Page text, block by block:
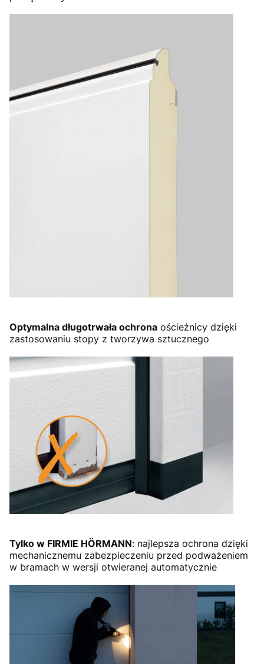
Optymalna długotrwała ochrona ościeżnicy dzięki
zastosowaniu stopy z tworzywa sztucznego
Tylko w FIRMIE HÖRMANN: najlepsza ochrona dzięki
mechanicznemu zabezpieczeniu przed podważeniem
w bramach w wersji otwieranej automatycznie